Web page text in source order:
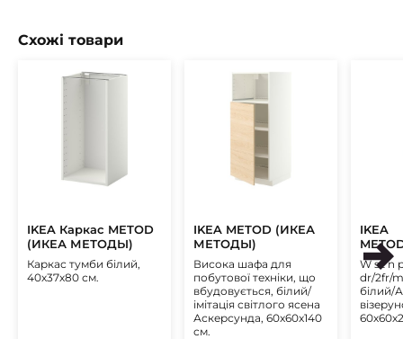
Схожі товари
IKEA Каркас METOD
(ИКЕА МЕТОДЫ)
Каркас тумби білий,
40х37х80 см.
IKEA METOD (ИКЕА
МЕТОДЫ)
Висока шафа для
побутової техніки, що
вбудовується, білий/
імітація світлого ясена
Аскерсунда, 60x60x140
см.
IKEA
W sz n
dr/2fr/
білий/